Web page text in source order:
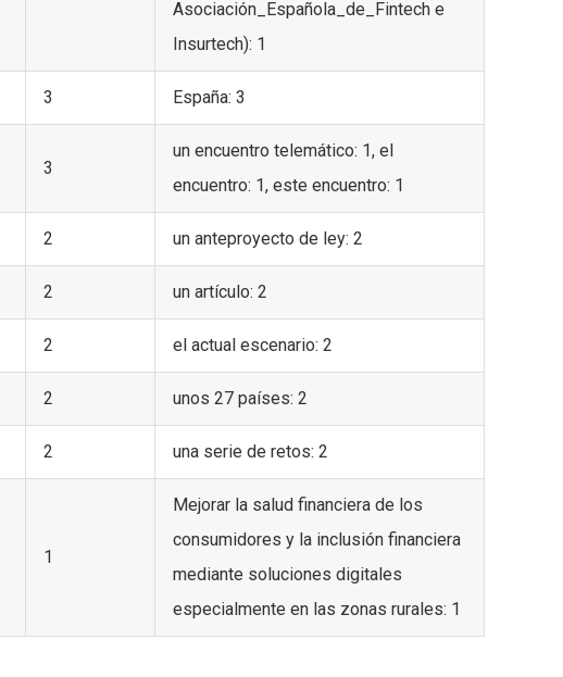
Asociación_Española_de_Fintech e
Insurtech): 1
3 España: 3
3
un encuentro telemático: 1, el
encuentro: 1, este encuentro: 1
2 un anteproyecto de ley: 2
2 un artículo: 2
2 el actual escenario: 2
2 unos 27 países: 2
2 una serie de retos: 2
1
Mejorar la salud financiera de los
consumidores y la inclusión financiera
mediante soluciones digitales
especialmente en las zonas rurales: 1